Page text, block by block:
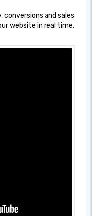
conversions and sales
website in real time.